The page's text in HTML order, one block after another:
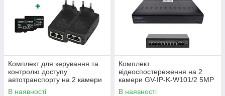
Комплект для керування та
контролю доступу
автотранспорту на 2 камери
GV-805
В наявності
Комплект
відеоспостереження на 2
камери GV-IP-K-W101/2 5MP
(Ultra AI)
В наявності